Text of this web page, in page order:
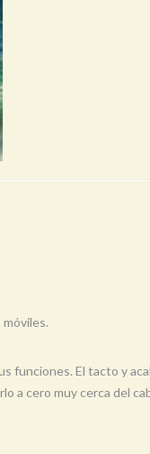
funciones. El tacto y
a cero muy cerca del